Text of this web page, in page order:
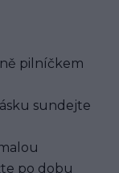
pilníčkem
sundejte
po dobu